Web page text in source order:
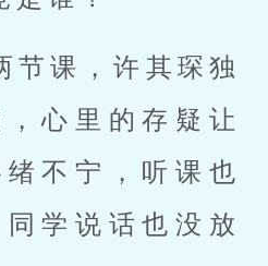
节课，许其琛独
心里的存疑让
不宁，听课也
学说话也没放